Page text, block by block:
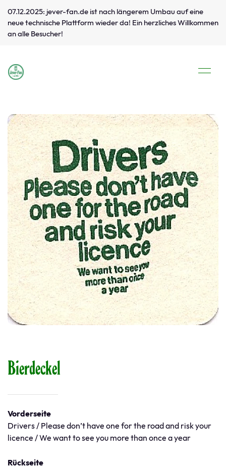
07.12.2025: jever-fan.de ist nach längerem Umbau auf eine
neue technische Plattform wieder da! Ein herzliches Willkommen
an alle Besucher!
Bierdeckel
Vorderseite
Drivers / Please don’t have one for the road and risk your
licence / We want to see you more than once a year
Rückseite